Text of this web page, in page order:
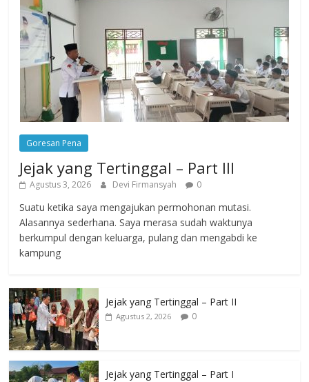
Goresan Pena
Jejak yang Tertinggal – Part III
Agustus 3, 2026 Devi Firmansyah 0
Suatu ketika saya mengajukan permohonan mutasi.
Alasannya sederhana. Saya merasa sudah waktunya
berkumpul dengan keluarga, pulang dan mengabdi ke
kampung
Jejak yang Tertinggal – Part II
Agustus 2, 2026 0
Jejak yang Tertinggal – Part I